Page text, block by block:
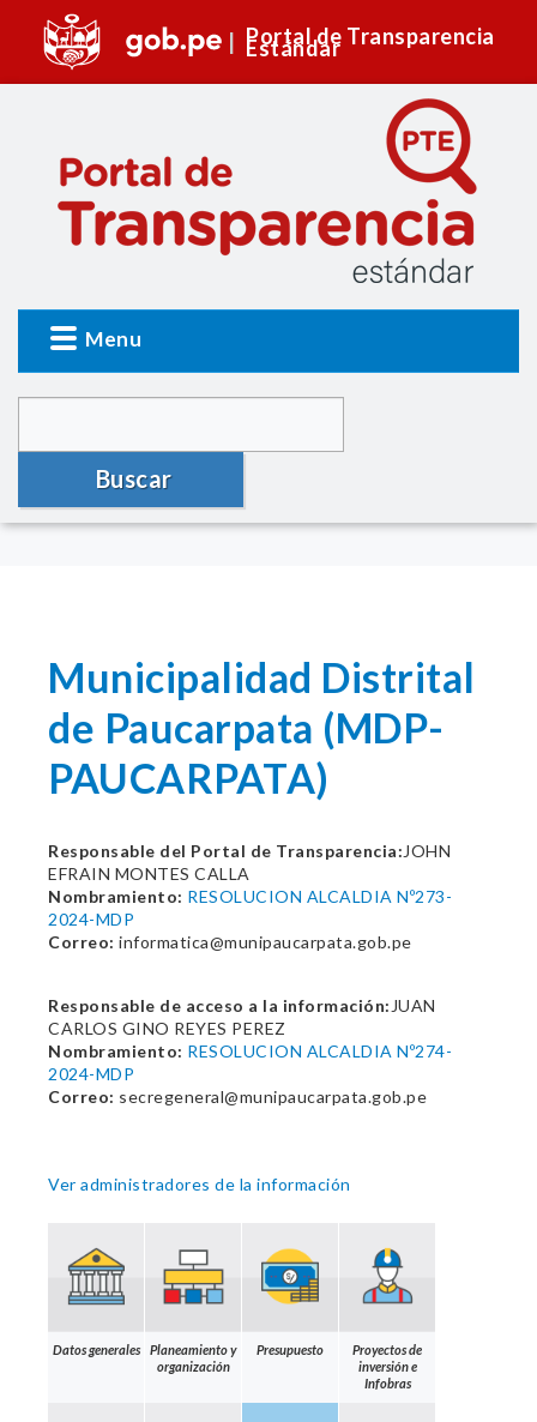
Portal de Transparencia
Estándar
Menu
Buscar
Municipalidad Distrital
de Paucarpata (MDP-
PAUCARPATA)
Responsable del Portal de Transparencia: JOHN
EFRAIN MONTES CALLA
Nombramiento: RESOLUCION ALCALDIA Nº273-
2024-MDP
Correo: informatica@munipaucarpata.gob.pe
Responsable de acceso a la información: JUAN
CARLOS GINO REYES PEREZ
Nombramiento: RESOLUCION ALCALDIA Nº274-
2024-MDP
Correo: secregeneral@munipaucarpata.gob.pe
Ver administradores de la información
Datos generales
Planeamiento y
organización
Presupuesto
Proyectos de
inversión e
Infobras